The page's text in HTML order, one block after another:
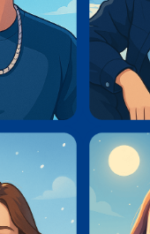
реальные
[ следующий проект ]
[ просмотреть сайт ]